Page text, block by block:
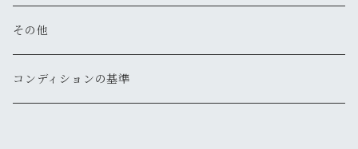
新品
古着
その他
古着
ナイロンジャケット
新品
古着
パーカー
古着
スウェット
新品
古着
その他
古着
その他
ピアス
リング
古着
手袋
新品
ベルト
古着
ハット
新品
ニットキャップ・ビーニー
ショルダー
新品
トート
その他
コンディションの基準